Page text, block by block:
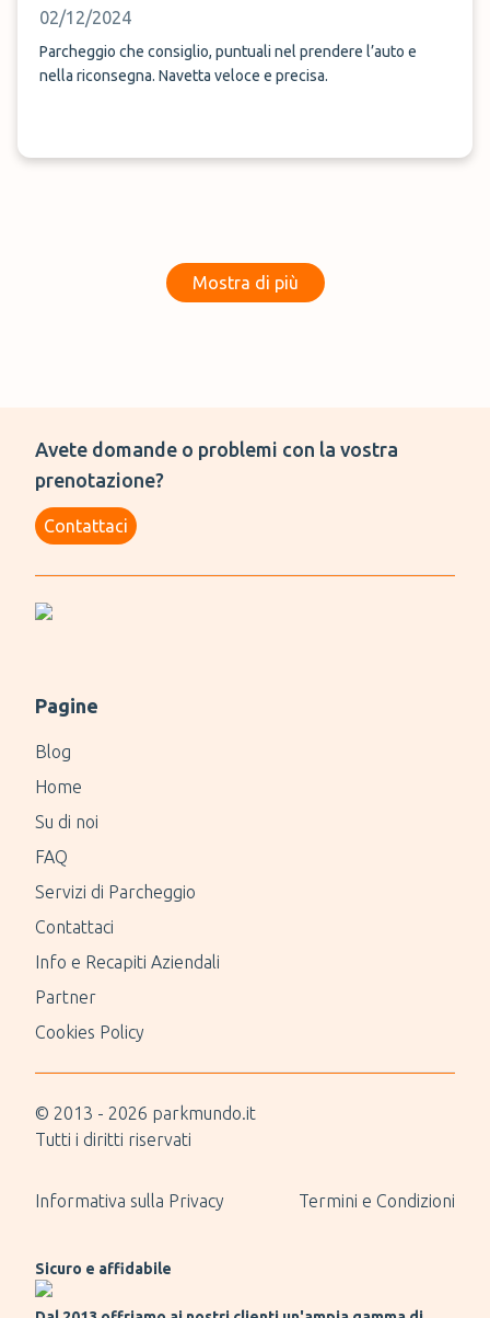
livello di codice della strada né tantomeno a romanzelle
sentite dall’autista .non credo di tornare
02/12/2024
Parcheggio che consiglio, puntuali nel prendere l’auto e
nella riconsegna. Navetta veloce e precisa.
Mostra di più
Avete domande o problemi con la vostra
prenotazione?
Contattaci
Pagine
Blog
Home
Su di noi
FAQ
Servizi di Parcheggio
Contattaci
Info e Recapiti Aziendali
Partner
Cookies Policy
© 2013 - 2026 parkmundo.it
Tutti i diritti riservati
Informativa sulla Privacy Termini e Condizioni
Sicuro e affidabile